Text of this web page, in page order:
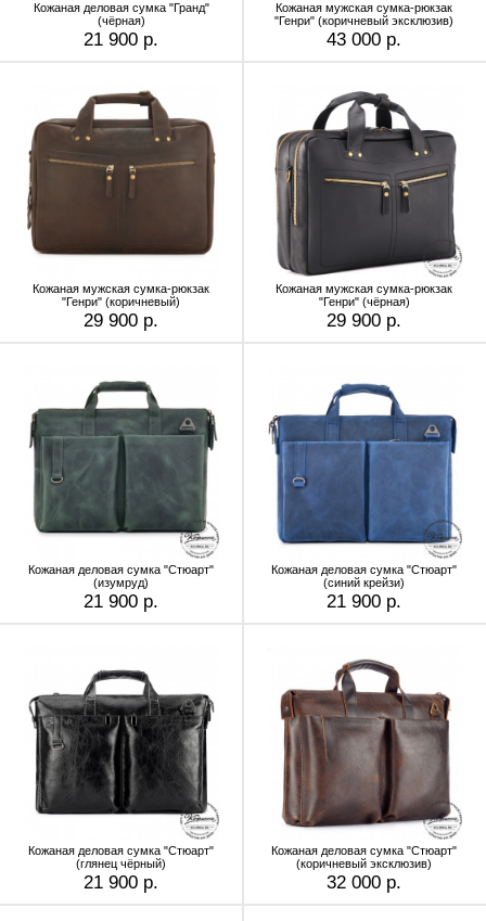
Кожаная деловая сумка "Гранд"
(чёрная)
21 900 р.
Кожаная мужская сумка-рюкзак
"Генри" (коричневый эксклюзив)
43 000 р.
Кожаная мужская сумка-рюкзак
"Генри" (коричневый)
29 900 р.
Кожаная мужская сумка-рюкзак
"Генри" (чёрная)
29 900 р.
Кожаная деловая сумка "Стюарт"
(изумруд)
21 900 р.
Кожаная деловая сумка "Стюарт"
(синий крейзи)
21 900 р.
Кожаная деловая сумка "Стюарт"
(глянец чёрный)
21 900 р.
Кожаная деловая сумка "Стюарт"
(коричневый эксклюзив)
32 000 р.